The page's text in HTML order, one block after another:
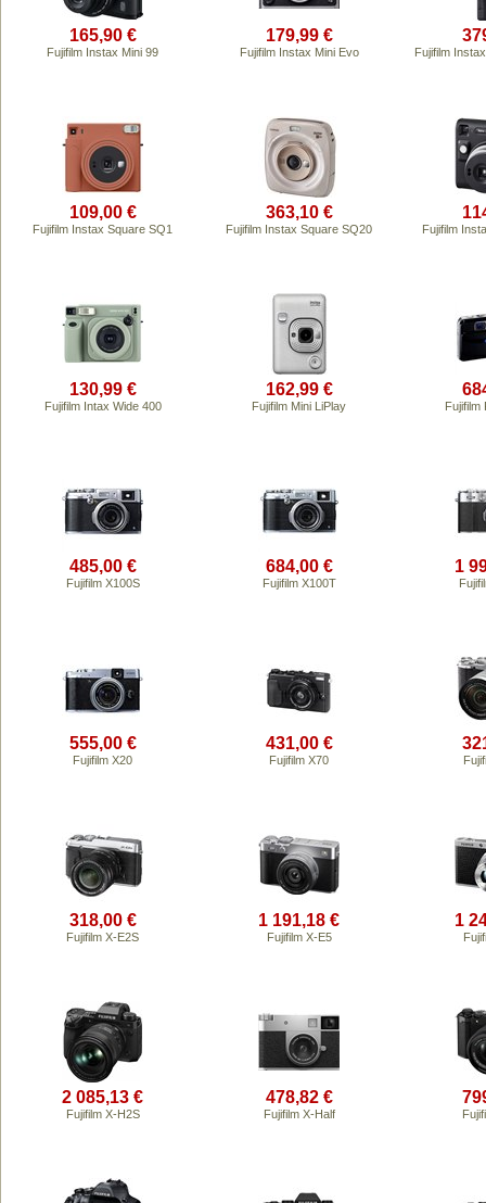
165,90 €
Fujifilm Instax Mini 99
179,99 €
Fujifilm Instax Mini Evo Fujifilm
109,00 €
Fujifilm Instax Square SQ1
363,10 €
Fujifilm Instax Square SQ20 Fujifilm
130,99 €
Fujifilm Intax Wide 400
162,99 €
Fujifilm Mini LiPlay Fujifilm
485,00 €
Fujifilm X100S
684,00 €
Fujifilm X100T
1
555,00 €
Fujifilm X20
431,00 €
Fujifilm X70
318,00 €
Fujifilm X-E2S
1 191,18 €
Fujifilm X-E5
1
2 085,13 €
Fujifilm X-H2S
478,82 €
Fujifilm X-Half